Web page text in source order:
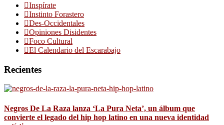
Inspírate
Instinto Forastero
Des-Occidentales
Opiniones Disidentes
Foco Cultural
El Calendario del Escarabajo
Recientes
Negros De La Raza lanza ‘La Pura Neta’, un álbum que
convierte el legado del hip hop latino en una nueva identidad